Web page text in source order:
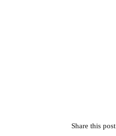
Share this post